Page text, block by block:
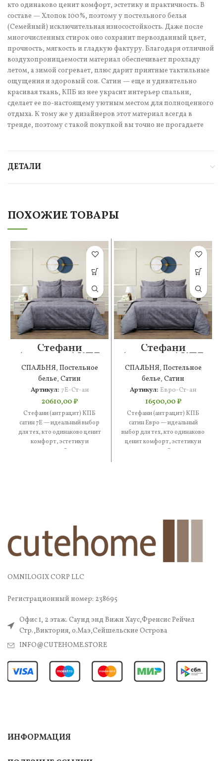
кто одинаково ценит комфорт, эстетику и практичность. В
составе — Хлопок 100%, поэтому у постельного белья
(Семейный) исключительная износостойкость. Даже после
многочисленных стирок оно сохранит первозданный цвет,
прочность, мягкость и гладкую фактуру. Благодаря отличной
воздухопроницаемости материал обеспечивает прохладу
летом, а зимой согревает, плюс дарит приятные тактильные
ощущения и здоровый сон. Сатин — еще и удивительно
красивая ткань, КПБ из нее украсит интерьер спальни,
сделает ее по-настоящему уютным местом для полноценного
отдыха. К тому же у дизайнеров этот материал всегда в
тренде, поэтому с такой покупкой вы точно не прогадаете
ДЕТАЛИ
ПОХОЖИЕ ТОВАРЫ
Стефани
(антрацит) КПБ
сатин 7Е
СПАЛЬНЯ, Постельное
белье, Сатин
Артикул: 7Е-Ст-ан
20610,00₽
Стефани (антрацит) КПБ
сатин 7Е — идеальный выбор
для тех, кто одинаково ценит
комфорт, эстетику и
практичность. В составе —
Стефани
(антрацит) КПБ
сатин Евро
СПАЛЬНЯ, Постельное
белье, Сатин
Артикул: Евро-Ст-ан
16500,00₽
Стефани (антрацит) КПБ
сатин Евро — идеальный
выбор для тех, кто одинаково
ценит комфорт, эстетику и
практичность. В составе —
OMNILOGIX CORP LLC
Регистрационный номер: 238695
Офис 1, 2 этаж. Саунд энд Вижн Хаус,Френсис Рейчел
Стр.,Виктория, о.Маэ,Сейшельские Острова
INFO@CUTEHOME.STORE
ИНФОРМАЦИЯ